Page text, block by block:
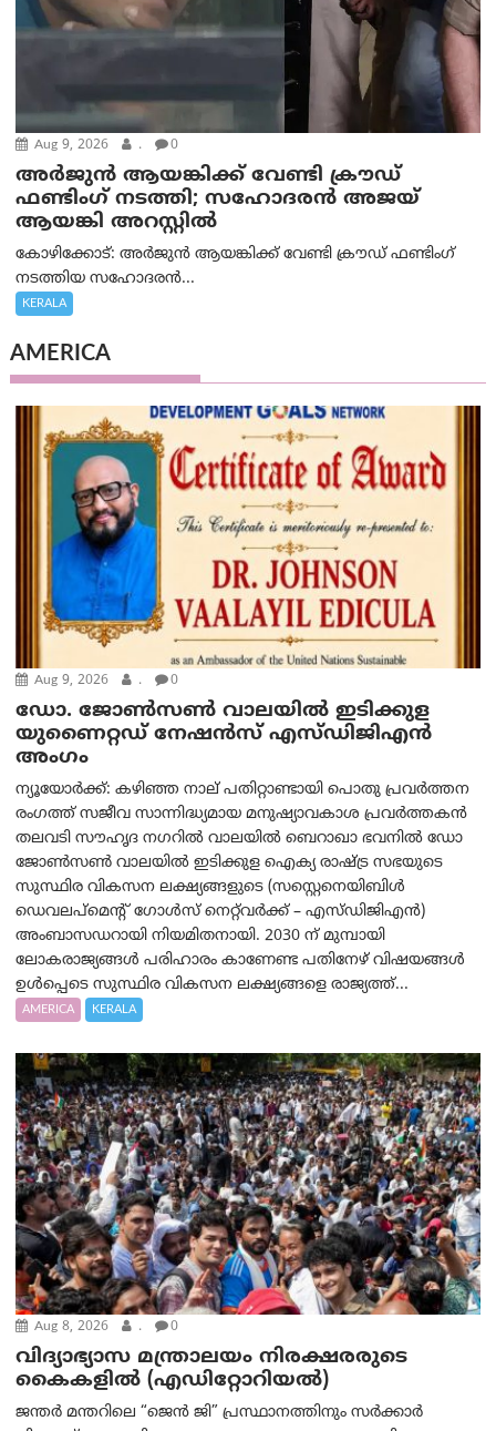
Aug 9, 2026 . 0
അർജുൻ ആയങ്കിക്ക് വേണ്ടി ക്രൗഡ്
ഫണ്ടിംഗ് നടത്തി; സഹോദരന്‍ അജയ്
ആയങ്കി അറസ്റ്റിൽ
കോഴിക്കോട്: അർജുൻ ആയങ്കിക്ക് വേണ്ടി ക്രൗഡ് ഫണ്ടിംഗ്
നടത്തിയ സഹോദരന്‍...
KERALA
AMERICA
Aug 9, 2026 . 0
ഡോ. ജോൺസൺ വാലയിൽ ഇടിക്കുള
യുണൈറ്റഡ് നേഷൻസ് എസ്ഡിജിഎൻ
അംഗം
ന്യൂയോര്‍ക്ക്: കഴിഞ്ഞ നാല് പതിറ്റാണ്ടായി പൊതു പ്രവർത്തന
രംഗത്ത് സജീവ സാന്നിദ്ധ്യമായ മനുഷ്യാവകാശ പ്രവർത്തകൻ
തലവടി സൗഹൃദ നഗറിൽ വാലയിൽ ബെറാഖാ ഭവനിൽ ഡോ
ജോൺസൺ വാലയിൽ ഇടിക്കുള ഐക്യ രാഷ്ട്ര സഭയുടെ
സുസ്ഥിര വികസന ലക്ഷ്യങ്ങളുടെ (സസ്റ്റെനെയിബിൾ
ഡെവലപ്‌മെന്റ് ഗോൾസ് നെറ്റ്‌വർക്ക് – എസ്ഡിജിഎൻ)
അംബാസഡറായി നിയമിതനായി. 2030 ന് മുമ്പായി
ലോകരാജ്യങ്ങൾ പരിഹാരം കാണേണ്ട പതിനേഴ് വിഷയങ്ങൾ
ഉൾപ്പെടെ സുസ്ഥിര വികസന ലക്ഷ്യങ്ങളെ രാജ്യത്ത്...
AMERICA KERALA
Aug 8, 2026 . 0
വിദ്യാഭ്യാസ മന്ത്രാലയം നിരക്ഷരരുടെ
കൈകളിൽ (എഡിറ്റോറിയല്‍)
ജന്തർ മന്തറിലെ “ജെൻ ജി” പ്രസ്ഥാനത്തിനും സർക്കാർ